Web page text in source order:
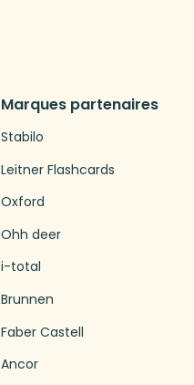
Marques partenaires
Stabilo
Leitner Flashcards
Oxford
Ohh deer
i-total
Brunnen
Faber Castell
Ancor